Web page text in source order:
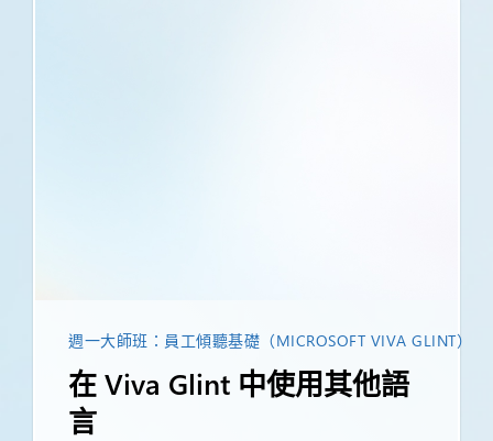
週一大師班：員工傾聽基礎（MICROSOFT VIVA GLINT）
在 Viva Glint 中使用其他語
言